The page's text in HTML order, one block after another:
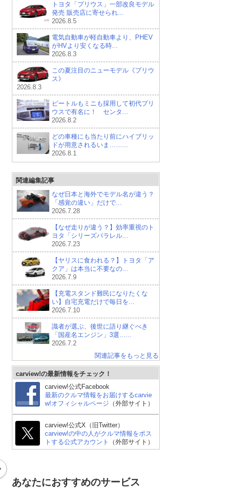
トヨタ「プリウス」一部改良モデル
発売 販売店に寄せられ...
2026.8.5
電気自動車が軽自動車より、PHEV
がHVより安くなる時...
2026.8.3
この夏注目のニューモデル《プリウ
ス》
2026.8.3
ビートルもミニも採用して初代プリ
ウスで有名に！ センタ...
2026.8.2
どの車種にも当たり前にハイブリッ
ドが用意されるいま……...
2026.8.1
関連編集記事
なぜ日本と海外でモデル名が違う？
「感覚の違い」だけで...
2026.7.28
【なぜ走りが違う？】効率重視のト
ヨタ「シリーズパラレル...
2026.7.23
【ヤリスに食われる？】トヨタ「ア
クア」は本当に不要なの...
2026.7.9
【充電スタンド難民になりたくな
い】自宅充電だけで毎日を...
2026.7.10
識者が選ぶ、後世に語り継ぐべき
「国産名エンジン」3選…...
2026.7.2
関連記事をもっと見る
carview!の最新情報をチェック！
carview!公式Facebook
最新のクルマ情報をお届けするcarvie
w!オフィシャルページ （外部サイト）
carview!公式X（旧Twitter）
carview!の中の人がクルマ情報をポス
トする公式アカウント
（外部サイト）
あなたにおすすめのサービス